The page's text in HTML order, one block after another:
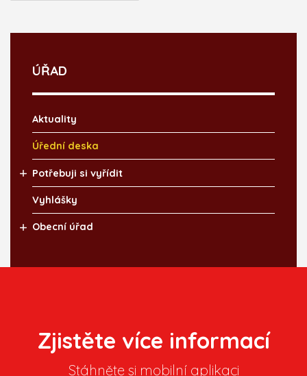
ÚŘAD
Aktuality
Úřední deska
Potřebuji si vyřídit
Vyhlášky
Obecní úřad
Zjistěte více informací
Stáhněte si mobilní aplikaci